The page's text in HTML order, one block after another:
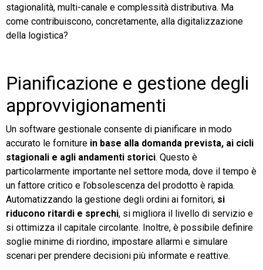
stagionalità, multi-canale e complessità distributiva. Ma
come contribuiscono, concretamente, alla digitalizzazione
della logistica?
Pianificazione e gestione degli
approvvigionamenti
Un software gestionale consente di pianificare in modo
accurato le forniture in base alla domanda prevista, ai cicli
stagionali e agli andamenti storici. Questo è
particolarmente importante nel settore moda, dove il tempo è
un fattore critico e l’obsolescenza del prodotto è rapida.
Automatizzando la gestione degli ordini ai fornitori, si
riducono ritardi e sprechi, si migliora il livello di servizio e
si ottimizza il capitale circolante. Inoltre, è possibile definire
soglie minime di riordino, impostare allarmi e simulare
scenari per prendere decisioni più informate e reattive.